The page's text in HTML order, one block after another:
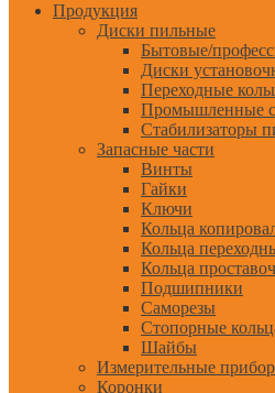
Продукция
Диски пильные
Бытовые/
Диски
Переходные
Промышленные
Стабилизаторы
Запасные части
Винты
Гайки
Ключи
Кольца
Кольца
Кольца
Подшипники
Саморезы
Стопорные
Шайбы
Измерительные
Коронки